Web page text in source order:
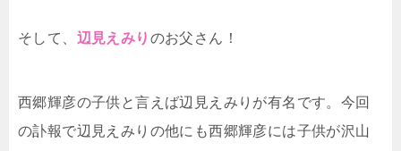
そして、 辺見えみり のお父さん！
西郷輝彦の子供と言えば辺見えみりが有名です。今回
の訃報で辺見えみりの他にも西郷輝彦には子供が沢山